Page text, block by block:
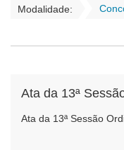
Modalidade:
Ata da 13ª Sessão